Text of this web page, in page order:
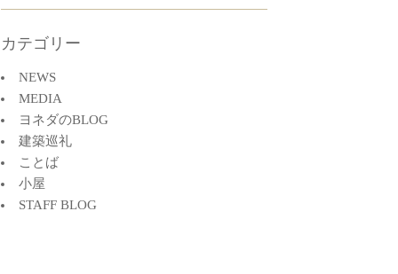
カテゴリー
NEWS
MEDIA
ヨネダのBLOG
建築巡礼
ことば
小屋
STAFF BLOG